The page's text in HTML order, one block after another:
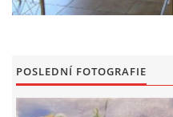
POSLEDNÍ FOTOGRAFIE